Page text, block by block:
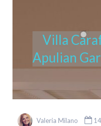
Villa
Apulian
Valeria Milano